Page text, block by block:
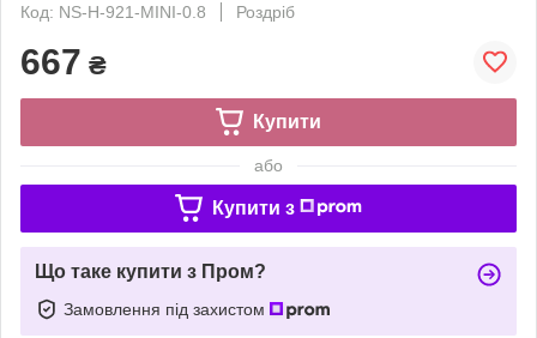
Код: NS-H-921-MINI-0.8
Роздріб
667 ₴
Купити
або
Купити з
Що таке купити з Пром?
Замовлення під захистом